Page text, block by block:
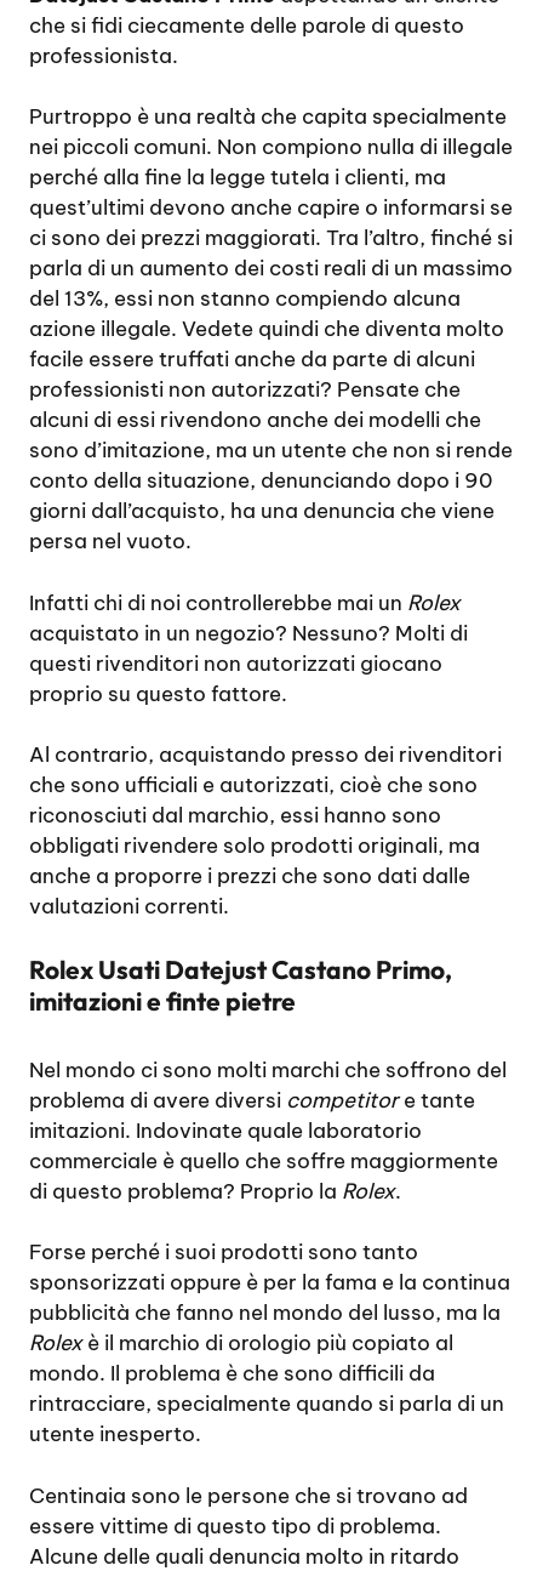
che si fidi ciecamente delle parole di questo
professionista.
Purtroppo è una realtà che capita specialmente
nei piccoli comuni. Non compiono nulla di illegale
perché alla fine la legge tutela i clienti, ma
quest’ultimi devono anche capire o informarsi se
ci sono dei prezzi maggiorati. Tra l’altro, finché si
parla di un aumento dei costi reali di un massimo
del 13%, essi non stanno compiendo alcuna
azione illegale. Vedete quindi che diventa molto
facile essere truffati anche da parte di alcuni
professionisti non autorizzati? Pensate che
alcuni di essi rivendono anche dei modelli che
sono d’imitazione, ma un utente che non si rende
conto della situazione, denunciando dopo i 90
giorni dall’acquisto, ha una denuncia che viene
persa nel vuoto.
Infatti chi di noi controllerebbe mai un Rolex
acquistato in un negozio? Nessuno? Molti di
questi rivenditori non autorizzati giocano
proprio su questo fattore.
Al contrario, acquistando presso dei rivenditori
che sono ufficiali e autorizzati, cioè che sono
riconosciuti dal marchio, essi hanno sono
obbligati rivendere solo prodotti originali, ma
anche a proporre i prezzi che sono dati dalle
valutazioni correnti.
Rolex Usati Datejust Castano Primo,
imitazioni e finte pietre
Nel mondo ci sono molti marchi che soffrono del
problema di avere diversi competitore tante
imitazioni. Indovinate quale laboratorio
commerciale è quello che soffre maggiormente
di questo problema? Proprio la Rolex.
Forse perché i suoi prodotti sono tanto
sponsorizzati oppure è per la fama e la continua
pubblicità che fanno nel mondo del lusso, ma la
Rolexè il marchio di orologio più copiato al
mondo. Il problema è che sono difficili da
rintracciare, specialmente quando si parla di un
utente inesperto.
Centinaia sono le persone che si trovano ad
essere vittime di questo tipo di problema.
Alcune delle quali denuncia molto in ritardo